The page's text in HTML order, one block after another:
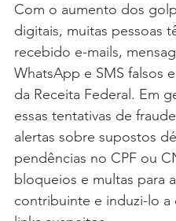
Com o aumento dos
digitais, muitas pessoas
recebido e-mails,
WhatsApp e SMS falsos
da Receita Federal. Em
essas tentativas de
alertas sobre supostos
pendências no CPF ou
bloqueios e multas para
contribuinte e induzi-lo a